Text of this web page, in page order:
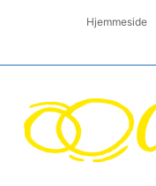
Hjemmeside